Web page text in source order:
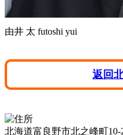
由井 太 futoshi yui
返回
北海道富良野市北之峰町10-